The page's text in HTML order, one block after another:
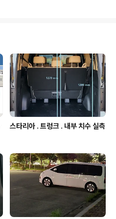
스타리아 . 트렁크 . 내부 치수 실측